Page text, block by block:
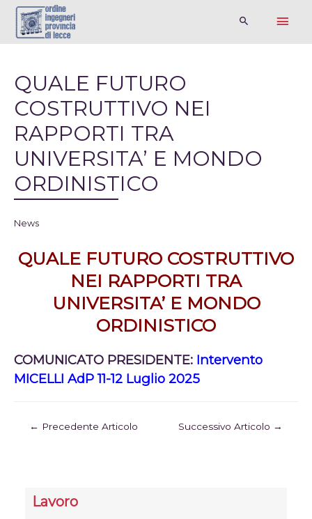
QUALE FUTURO
COSTRUTTIVO NEI
RAPPORTI TRA
UNIVERSITA’ E MONDO
ORDINISTICO
News
QUALE FUTURO COSTRUTTIVO
NEI RAPPORTI TRA
UNIVERSITA’ E MONDO
ORDINISTICO
COMUNICATO PRESIDENTE: Intervento
MICELLI AdP 11-12 Luglio 2025
← Precedente Articolo Successivo Articolo →
Lavoro